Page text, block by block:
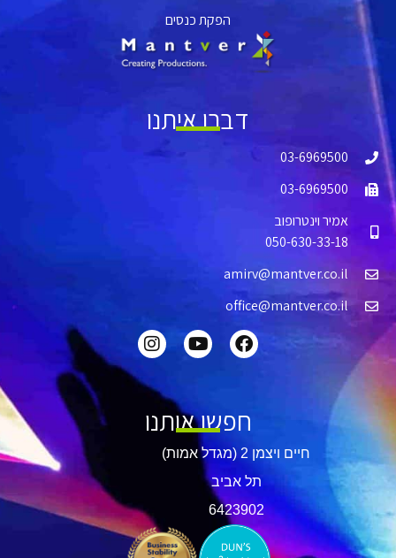
הפקת כנסים
דברו איתנו
03-6969500
03-6969500
אמיר וינטרופוב
050-630-33-18
amirv@mantver.co.il
office@mantver.co.il
חפשו אותנו
חיים ויצמן 2 (מגדל אמות)
תל אביב
​6423902